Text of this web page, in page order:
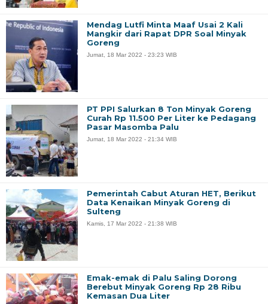
Mendag Lutfi Minta Maaf Usai 2 Kali
Mangkir dari Rapat DPR Soal Minyak
Goreng
Jumat, 18 Mar 2022 - 23:23 WIB
PT PPI Salurkan 8 Ton Minyak Goreng
Curah Rp 11.500 Per Liter ke Pedagang
Pasar Masomba Palu
Jumat, 18 Mar 2022 - 21:34 WIB
Pemerintah Cabut Aturan HET, Berikut
Data Kenaikan Minyak Goreng di
Sulteng
Kamis, 17 Mar 2022 - 21:38 WIB
Emak-emak di Palu Saling Dorong
Berebut Minyak Goreng Rp 28 Ribu
Kemasan Dua Liter